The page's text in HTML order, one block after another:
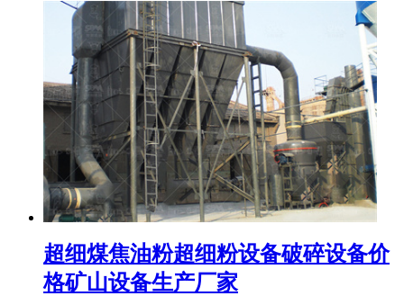
超细煤焦油粉超细粉设备破碎设备价
格矿山设备生产厂家